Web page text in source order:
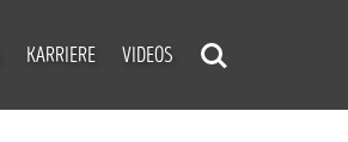
KARRIERE VIDEOS